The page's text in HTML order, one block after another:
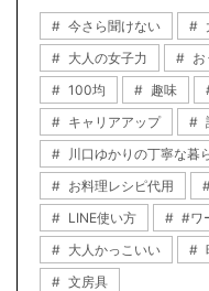
今さら聞けない
大人の女子力
お
100均
趣味
キャリアアップ
川口ゆかりの丁寧な暮
お料理レシピ代用
LINE使い方
#ワ
大人かっこいい
文房具